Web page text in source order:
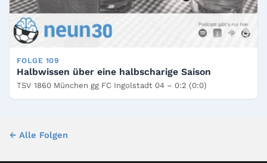
FOLGE 109
Halbwissen über eine halbscharige Saison
TSV 1860 München gg FC Ingolstadt 04 – 0:2 (0:0)
← Alle Folgen